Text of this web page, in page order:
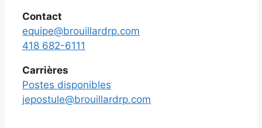
Contact
equipe@brouillardrp.com
418 682-6111
Carrières
Postes disponibles
jepostule@brouillardrp.com